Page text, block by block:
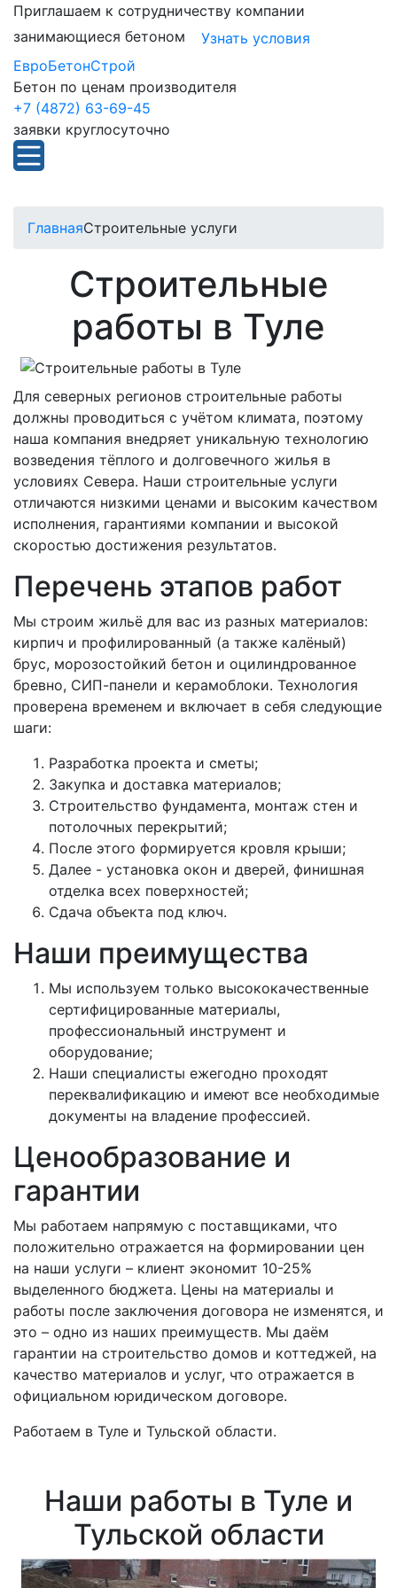
Приглашаем к сотрудничеству компании
занимающиеся бетоном
Узнать условия
ЕвроБетонСтрой
Бетон по ценам производителя
+7 (4872) 63-69-45
заявки круглосуточно
ГлавнаяСтроительные услуги
Строительные
работы в Туле
Для северных регионов строительные работы
должны проводиться с учётом климата, поэтому
наша компания внедряет уникальную технологию
возведения тёплого и долговечного жилья в
условиях Севера. Наши строительные услуги
отличаются низкими ценами и высоким качеством
исполнения, гарантиями компании и высокой
скоростью достижения результатов.
Перечень этапов работ
Мы строим жильё для вас из разных материалов:
кирпич и профилированный (а также калёный)
брус, морозостойкий бетон и оцилиндрованное
бревно, СИП-панели и керамоблоки. Технология
проверена временем и включает в себя следующие
шаги:
Разработка проекта и сметы;
Закупка и доставка материалов;
Строительство фундамента, монтаж стен и
потолочных перекрытий;
После этого формируется кровля крыши;
Далее - установка окон и дверей, финишная
отделка всех поверхностей;
Сдача объекта под ключ.
Наши преимущества
Мы используем только высококачественные
сертифицированные материалы,
профессиональный инструмент и
оборудование;
Наши специалисты ежегодно проходят
переквалификацию и имеют все необходимые
документы на владение профессией.
Ценообразование и
гарантии
Мы работаем напрямую с поставщиками, что
положительно отражается на формировании цен
на наши услуги – клиент экономит 10-25%
выделенного бюджета. Цены на материалы и
работы после заключения договора не изменятся, и
это – одно из наших преимуществ. Мы даём
гарантии на строительство домов и коттеджей, на
качество материалов и услуг, что отражается в
официальном юридическом договоре.
Работаем в Туле и Тульской области.
Наши работы в Туле и
Тульской области